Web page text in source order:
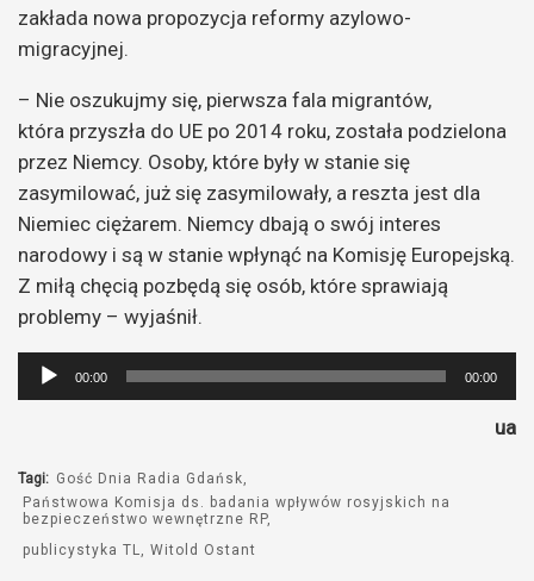
zakłada nowa propozycja reformy azylowo-
migracyjnej.
– Nie oszukujmy się, pierwsza fala migrantów,
która przyszła do UE po 2014 roku, została podzielona
przez Niemcy. Osoby, które były w stanie się
zasymilować, już się zasymilowały, a reszta jest dla
Niemiec ciężarem. Niemcy dbają o swój interes
narodowy i są w stanie wpłynąć na Komisję Europejską.
Z miłą chęcią pozbędą się osób, które sprawiają
problemy – wyjaśnił.
Odtwarzacz
plików
00:00 00:00
ua
Tagi: Gość Dnia Radia Gdańsk
Państwowa Komisja ds. badania wpływów rosyjskich na
bezpieczeństwo wewnętrzne RP
publicystyka TL
Witold Ostant